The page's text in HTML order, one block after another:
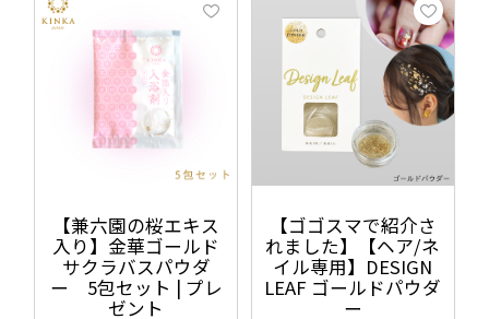
【兼六園の桜エキス
入り】金華ゴールド
サクラバスパウダ
ー 5包セット | プレ
ゼント
【ゴゴスマで紹介さ
れました】【ヘア/ネ
イル専用】DESIGN
LEAF ゴールドパウダ
ー